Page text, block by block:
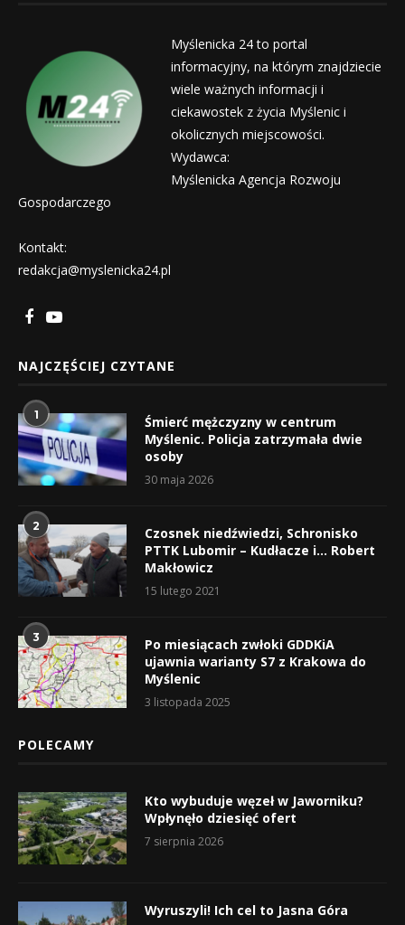
Myślenicka 24 to portal
informacyjny, na którym znajdziecie
wiele ważnych informacji i
ciekawostek z życia Myślenic i
okolicznych miejscowości.
Wydawca:
Myślenicka Agencja Rozwoju
Gospodarczego
Kontakt:
redakcja@myslenicka24.pl
NAJCZĘŚCIEJ CZYTANE
1
Śmierć mężczyzny w centrum
Myślenic. Policja zatrzymała dwie
osoby
30 maja 2026
2
Czosnek niedźwiedzi, Schronisko
PTTK Lubomir – Kudłacze i… Robert
Makłowicz
15 lutego 2021
3
Po miesiącach zwłoki GDDKiA
ujawnia warianty S7 z Krakowa do
Myślenic
3 listopada 2025
POLECAMY
Kto wybuduje węzeł w Jaworniku?
Wpłynęło dziesięć ofert
7 sierpnia 2026
Wyruszyli! Ich cel to Jasna Góra